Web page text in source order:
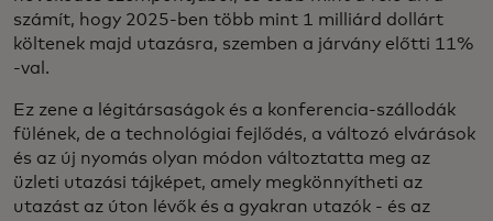
számít, hogy 2025-ben több mint 1 milliárd dollárt
költenek majd utazásra, szemben a járvány előtti 11%
-val.
Ez zene a légitársaságok és a konferencia-szállodák
fülének, de a technológiai fejlődés, a változó elvárások
és az új nyomás olyan módon változtatta meg az
üzleti utazási tájképet, amely megkönnyítheti az
utazást az úton lévők és a gyakran utazók - és az